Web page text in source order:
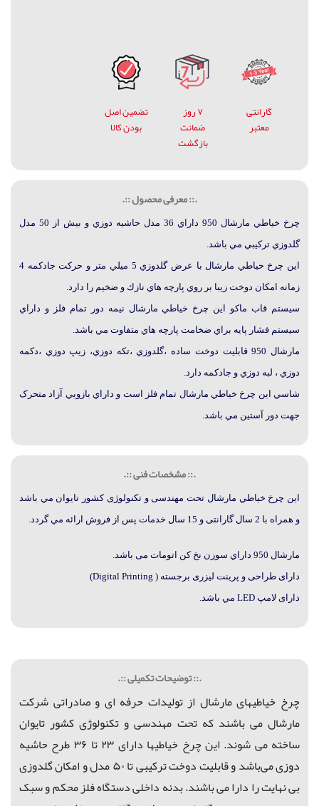
گارانتی
معتبر
۷ روز
ضمانت
بازگشت
تضمین اصل
بودن کالا
.:: معرفی محصول ::.
چرخ خياطي مارشال 950 داراي 36 مدل حاشيه دوزي و بيش از 50 مدل
گلدوزي تركيبي مي باشد.
اين چرخ خياطي مارشال با عرض گلدوزي 5 ميلي متر و حرکت جادکمه 4
زمانه امكان دوخت زيبا بر روي پارچه هاي نازك و ضخيم را دارد.
سيستم قاب ماکو اين چرخ خياطي مارشال نيمه دور تمام فلز و داراي
سيستم فشار پايه براي ضخامت پارچه هاي متفاوت مي باشد.
مارشال 950 قابليت دوخت ساده ،گلدوزي ،تکه دوزي، زيپ دوزي ،دکمه
دوزي ، لبه دوزي و جادکمه دارد.
شاسي اين چرخ خياطي مارشال تمام فلز است و داراي بازويي آزاد متحرک
جهت دور آستين مي باشد.
.:: مشخصات فنی ::.
اين چرخ خياطي مارشال تحت مهندسی و تکنولوژی کشور تایوان مي باشد
و همراه با 2 سال گارانتی و 15 سال خدمات پس از فروش ارائه مي گردد.
مارشال 950
داراي سوزن نخ کن اتومات می باشد.
دارای طراحی و پرینت لیزری برجسته ( Digital Printing)
دارای لامپ LED مي باشد.
.:: توضیحات تکمیلی ::.
چرخ خیاطیهای مارشال از تولیدات حرفه ای و صادراتی شرکت
مارشال می باشند کهتحت مهندسی و تکنولوژی کشور تایوان
ساخته می شوند. این چرخ خیاطیها دارای ۲۳ تا ۳۶ طرح حاشیه
دوزی می‌باشد و قابلیت دوخت ترکیبی تا ۵۰ مدل و امکان گلدوزی
بی نهایت را دارا می باشند. بدنه داخلی دستگاه فلز محکم و سبک